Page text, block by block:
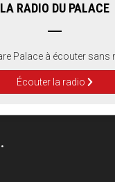
LA RADIO DU PALACE
Palace à écouter sans
Écouter la radio